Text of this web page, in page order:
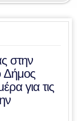
στην
Δήμος
για τις